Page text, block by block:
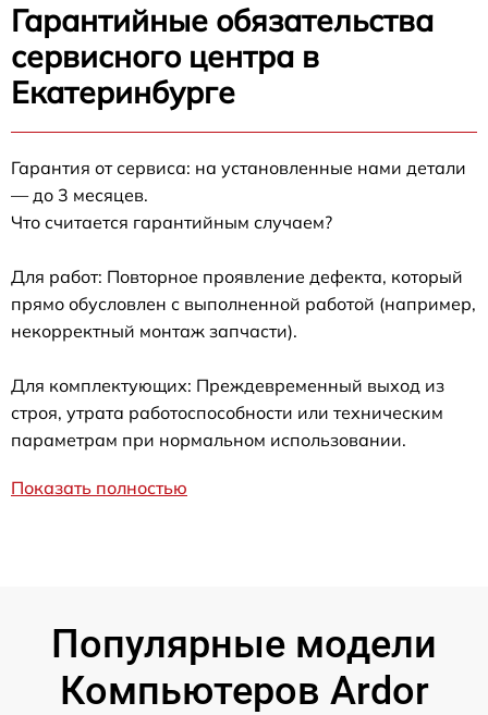
Гарантийные обязательства
сервисного центра в
Екатеринбурге
Гарантия от сервиса: на установленные нами детали
— до 3 месяцев.
Что считается гарантийным случаем?
Для работ: Повторное проявление дефекта, который
прямо обусловлен с выполненной работой (например,
некорректный монтаж запчасти).
Для комплектующих: Преждевременный выход из
строя, утрата работоспособности или техническим
параметрам при нормальном использовании.
Показать полностью
Популярные модели
Компьютеров Ardor